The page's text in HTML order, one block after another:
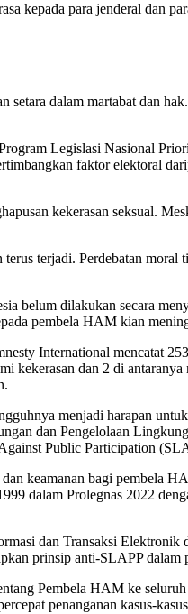
kepada para jenderal dan
dalam martabat dan
Legislasi Nasional
faktor elektoral
kekerasan seksual.
terjadi. Perdebatan
belum dilakukan secara
pembela HAM kian
International mencatat
dan 2 di
menjadi harapan
dan Pengelolaan
Public Participation
keamanan bagi pembela
dalam Prolegnas 2022
dan Transaksi
prinsip anti-SLAPP dalam
Pembela HAM ke
penanganan kasus-